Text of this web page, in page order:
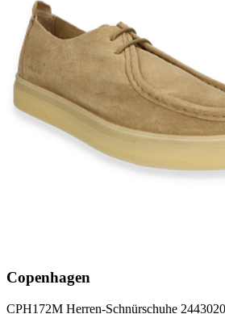
Copenhagen
CPH172M Herren-Schnürschuhe